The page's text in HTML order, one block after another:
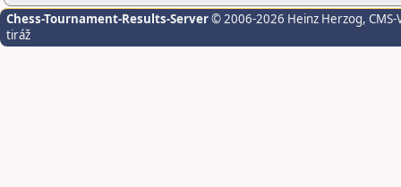
Chess-Tournament-Results-Server© 2006-2026 Heinz Herzog,
tiráž